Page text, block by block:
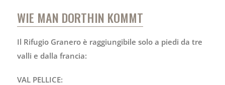
WIE MAN DORTHIN KOMMT
Il Rifugio Granero è raggiungibile solo a piedi da tre
valli e dalla francia:
VAL PELLICE: